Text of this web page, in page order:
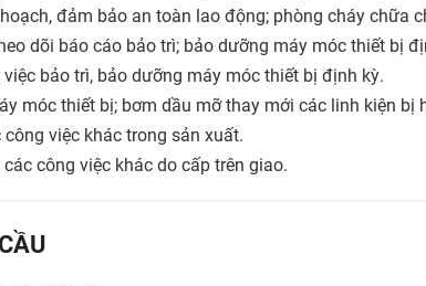
đảm bảo an toàn lao động; phòng cháy chữa
dõi báo cáo bảo trì; bảo dưỡng máy móc thiết bị
việc bảo trì, bảo dưỡng máy móc thiết bị định kỳ.
móc thiết bị; bơm dầu mỡ thay mới các linh kiện bị
công việc khác trong sản xuất.
công việc khác do cấp trên giao.